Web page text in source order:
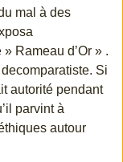
mal à des
Rameau d’Or » .
Si
autorité pendant
parvint à
autour